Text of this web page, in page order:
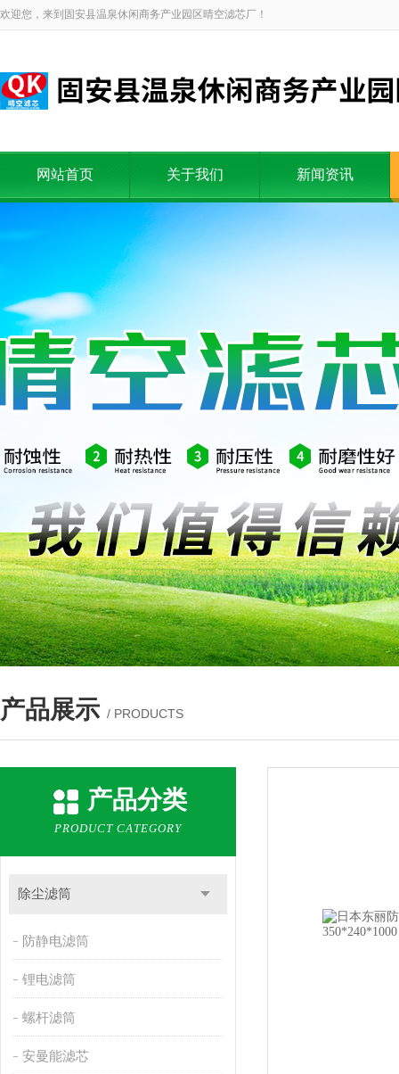
欢迎您，来到固安县温泉休闲商务产业园区晴空滤芯厂！
网站首页 关于我们 新闻资讯
产品展示 / PRODUCTS
产品分类
PRODUCT CATEGORY
除尘滤筒
防静电滤筒
锂电滤筒
螺杆滤筒
安曼能滤芯